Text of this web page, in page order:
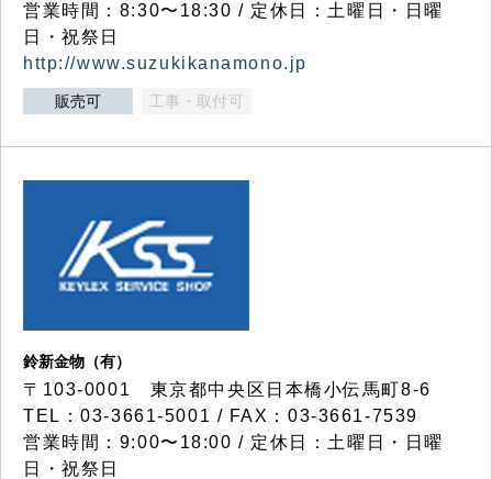
営業時間：8:30〜18:30 / 定休日：土曜日・日曜
日・祝祭日
http://www.suzukikanamono.jp
販売可 工事・取付可
鈴新金物（有）
〒103-0001 東京都中央区日本橋小伝馬町8-6
TEL：03-3661-5001 / FAX：03-3661-7539
営業時間：9:00〜18:00 / 定休日：土曜日・日曜
日・祝祭日